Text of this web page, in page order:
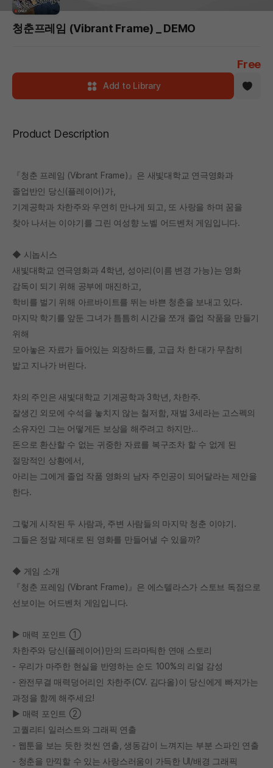
청춘프레임 (Vibrant Frame) _ DEMO
Free
Add to Library
Product Description
『청춘 프레임 (Vibrant Frame)』은 새빛대학교 연극영화과
졸업반인 당신(플레이어)가,
기계공학과 차한주와 우연히 만나게 되고, 또 사랑을 하며 꿈을
찾아 나서는 이야기를 그린 여성향 노벨 어드벤처 게임입니다.
◆ 시놉시스
새빛대학교 연극영화과 4학년, 성아리(이름 변경 가능)는 영화
감독이 되기 위해 공부에 매진하고,
학비를 벌기 위해 아르바이트를 뛰는 바쁜 청춘을 보내고 있다.
마지막 학기를 앞둔 그녀가 틈틈히 시간을 쪼개 졸업 작품을 만들기
위해
모아놓은 자료가 들어있는 외장하드를, 고급 차 한 대가 무참히
밟고 지나가 버린다.
차의 주인은 새빛대학교 기계공학과 3학년, 차한주.
잘생긴 외모에 수석을 놓치지 않는 철저함, 재벌 3세라는 고스펙의
소유자인 그는 어떻게든 보상을 해주려고 하지만…
돈으로 환산할 수 없는 귀중한 자료를 복구조차 할 수 없게 된
절망적인 상황에서,
아리는 그에게 졸업 작품 영화의 남자 주인공이 되어달라는 제안을
한다.
그렇게 시작된 두 사람과, 주변 사람들의 마지막 청춘 이야기.
그들은 정말 제대로 된 영화를 만들어낼 수 있을까?
◆ 게임 소개
『청춘 프레임 (Vibrant Frame)』은 에스텔라스가 스토브 독점으로
선보이는 어드벤처 게임입니다.
▶ 매력 포인트 ①
차한주와 당신(플레이어)만의 드라마틱한 연애 스토리
- 우리가 마주한 현실을 반영하는 순도 100%의 리얼 감성
- 완전무결 매력덩어리인 차한주(CV. 김다올)이 당신에게 빠져가는
과정을 함께 해주세요!
▶ 매력 포인트 ②
고퀄리티 일러스트와 그래픽 연출
- 웹툰을 보는 듯한 컷씬 연출, 생동감이 느껴지는 부분 스파인 연출
- 청춘을 만끽할 수 있는 사랑스러움이 가득한 UI/배경 그래픽